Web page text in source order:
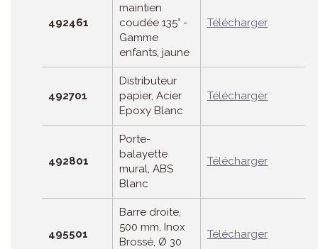
492461
maintien
coudée 135° -
Gamme
enfants, jaune
Télécharger
492701
Distributeur
papier, Acier
Epoxy Blanc
Télécharger
492801
Porte-
balayette
mural, ABS
Blanc
Télécharger
495501
Barre droite,
500 mm, Inox
Brossé, Ø 30
Télécharger